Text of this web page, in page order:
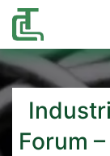
Forum